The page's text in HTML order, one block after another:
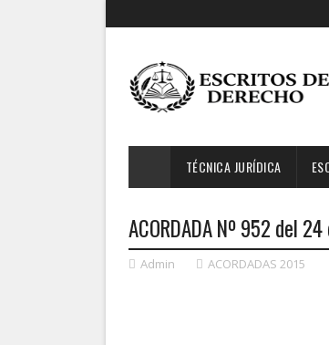
TÉCNICA JURÍDICA
ACORDADA Nº 952 del
Admin ACORDADAS 2015